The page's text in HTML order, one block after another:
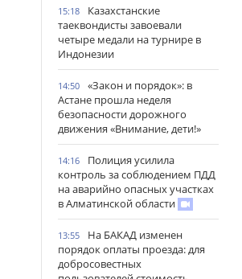
15:18
Казахстанские
таеквондисты завоевали
четыре медали на турнире в
Индонезии
14:50
«Закон и порядок»: в
Астане прошла неделя
безопасности дорожного
движения «Внимание, дети!»
14:16
Полиция усилила
контроль за соблюдением ПДД
на аварийно опасных участках
в Алматинской области
13:55
На БАКАД изменен
порядок оплаты проезда: для
добросовестных